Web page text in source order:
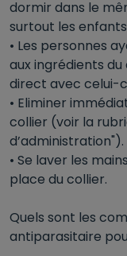
dormir dans le
surtout les
• Les personnes
aux ingrédients
direct avec celui-
• Eliminer
collier (voir la
d’administration").
• Se laver les
place du collier.
Quels sont les
antiparasitaire